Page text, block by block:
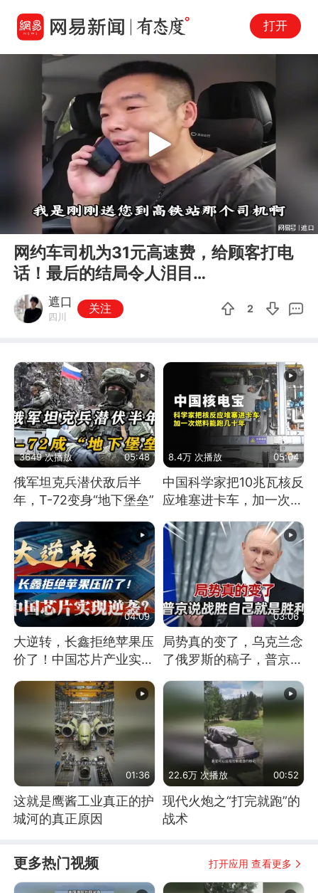
打开
02:49
Play
网约车司机为31元高速费，给顾客打电
话！最后的结局令人泪目…
遮口
四川
关注 2
3649 次播放 05:48
俄军坦克兵潜伏敌后半
年，T-72变身“地下堡垒”
8.4万 次播放 05:04
中国科学家把10兆瓦核反
应堆塞进卡车，加一次燃
料能跑几十年
04:09
大逆转，长鑫拒绝苹果压
价了！中国芯片产业实现
03:06
局势真的变了，乌克兰念
了俄罗斯的稿子，普京说
01:36
这就是鹰酱工业真正的护
城河的真正原因
22.6万 次播放 00:52
现代火炮之“打完就跑”的
战术
更多热门视频 打开应用 查看更多